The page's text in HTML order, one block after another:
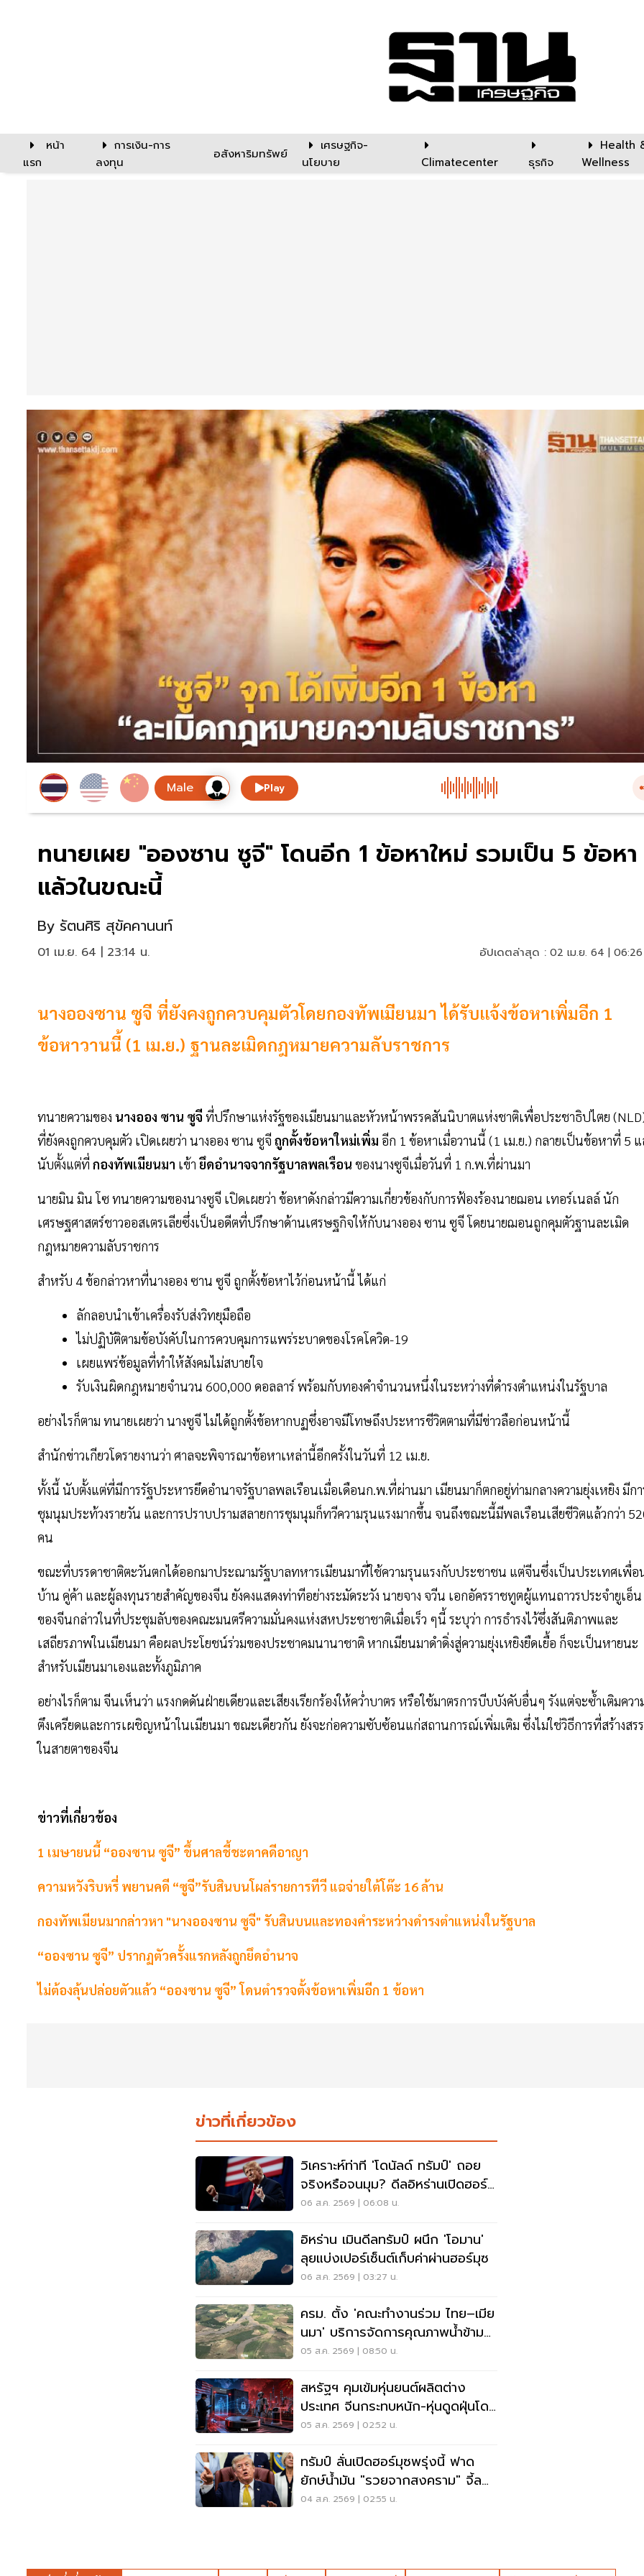
หน้า
แรก
การเงิน-การ
ลงทุน
อสังหาริมทรัพย์
เศรษฐกิจ-
นโยบาย
Climatecenter ธุรกิจ
Health
Wellness
Play
ทนายเผย "อองซาน ซูจี" โดนอีก 1 ข้อหาใหม่ รวมเป็น 5 ข้อหา
แล้วในขณะนี้
By รัตนศิริ สุขัคคานนท์
01 เม.ย. 64 | 23:14 น. อัปเดตล่าสุด : 02 เม.ย. 64 |
นางอองซาน ซูจี ที่ยังคงถูกควบคุมตัวโดยกองทัพเมียนมา ได้รับแจ้งข้อหาเพิ่มอีก 1
ข้อหาวานนี้ (1 เม.ย.) ฐานละเมิดกฎหมายความลับราชการ
ทนายความของ นางออง ซาน ซูจี ที่ปรึกษาแห่งรัฐของเมียนมาและหัวหน้าพรรคสันนิบาตแห่งชาติเพื่อประชาธิปไตย
ที่ยังคงถูกควบคุมตัว เปิดเผยว่า นางออง ซาน ซูจี ถูกตั้งข้อหาใหม่เพิ่ม อีก 1 ข้อหาเมื่อวานนี้ (1 เม.ย.) กลายเป็นข้อหาที่ 5 แ
นับตั้งแต่ที่ กองทัพเมียนมา เข้า ยึดอำนาจจากรัฐบาลพลเรือน ของนางซูจีเมื่อวันที่ 1 ก.พ.ที่ผ่านมา
นายมิน มิน โซ ทนายความของนางซูจี เปิดเผยว่า ข้อหาดังกล่าวมีความเกี่ยวข้องกับการฟ้องร้องนายฌอน เทอร์เนลล์ นัก
เศรษฐศาสตร์ชาวออสเตรเลียซึ่งเป็นอดีตที่ปรึกษาด้านเศรษฐกิจให้กับนางออง ซาน ซูจี โดยนายฌอนถูกคุมตัวฐานละเมิด
กฎหมายความลับราชการ
สำหรับ 4 ข้อกล่าวหาที่นางออง ซาน ซูจี ถูกตั้งข้อหาไว้ก่อนหน้านี้ ได้แก่
ลักลอบนำเข้าเครื่องรับส่งวิทยุมือถือ
ไม่ปฏิบัติตามข้อบังคับในการควบคุมการแพร่ระบาดของโรคโควิด-19
เผยแพร่ข้อมูลที่ทำให้สังคมไม่สบายใจ
รับเงินผิดกฎหมายจำนวน 600,000 ดอลลาร์ พร้อมกับทองคำจำนวนหนึ่งในระหว่างที่ดำรงตำแหน่งในรัฐบาล
อย่างไรก็ตาม ทนายเผยว่า นางซูจี ไม่ได้ถูกตั้งข้อหากบฏซึ่งอาจมีโทษถึงประหารชีวิตตามที่มีข่าวลือก่อนหน้านี้
สำนักข่าวเกียวโดรายงานว่า ศาลจะพิจารณาข้อหาเหล่านี้อีกครั้งในวันที่ 12 เม.ย.
ทั้งนี้ นับตั้งแต่ที่มีการรัฐประหารยึดอำนาจรัฐบาลพลเรือนเมื่อเดือนก.พ.ที่ผ่านมา เมียนมาก็ตกอยู่ท่ามกลางความยุ่งเหยิง มีก
ชุมนุมประท้วงรายวัน และการปราบปรามสลายการชุมนุมก็ทวีความรุนแรงมากขึ้น จนถึงขณะนี้มีพลเรือนเสียชีวิตแล้วกว่า
คน
ขณะที่บรรดาชาติตะวันตกได้ออกมาประณามรัฐบาลทหารเมียนมาที่ใช้ความรุนแรงกับประชาชน แต่จีนซึ่งเป็นประเทศเพื่อ
บ้าน คู่ค้า และผู้ลงทุนรายสำคัญของจีน ยังคงแสดงท่าทีอย่างระมัดระวัง นายจาง จวีน เอกอัครราชทูตผู้แทนถาวรประจำยูเอ็น
ของจีนกล่าวในที่ประชุมลับของคณะมนตรีความมั่นคงแห่งสหประชาชาติเมื่อเร็ว ๆนี้ ระบุว่า การธำรงไว้ซึ่งสันติภาพและ
เสถียรภาพในเมียนมา คือผลประโยชน์ร่วมของประชาคมนานาชาติ หากเมียนมาดำดิ่งสู่ความยุ่งเหยิงยืดเยื้อ ก็จะเป็นหายนะ
สำหรับเมียนมาเองและทั้งภูมิภาค
อย่างไรก็ตาม จีนเห็นว่า แรงกดดันฝ่ายเดียวและเสียงเรียกร้องให้คว่ำบาตร หรือใช้มาตรการบีบบังคับอื่นๆ รังแต่จะซ้ำเติมควา
ตึงเครียดและการเผชิญหน้าในเมียนมา ขณะเดียวกัน ยังจะก่อความซับซ้อนแก่สถานการณ์เพิ่มเติม ซึ่งไม่ใช่วิธีการที่สร้างสร
ในสายตาของจีน
ข่าวที่เกี่ยวข้อง
1 เมษายนนี้ “อองซาน ซูจี” ขึ้นศาลชี้ชะตาคดีอาญา
ความหวังริบหรี่ พยานคดี “ซูจี”รับสินบนโผล่รายการทีวี แฉจ่ายใต้โต๊ะ 16 ล้าน
กองทัพเมียนมากล่าวหา "นางอองซาน ซูจี" รับสินบนและทองคำระหว่างดำรงตำแหน่งในรัฐบาล
“อองซาน ซูจี” ปรากฏตัวครั้งแรกหลังถูกยึดอำนาจ
ไม่ต้องลุ้นปล่อยตัวแล้ว “อองซาน ซูจี” โดนตำรวจตั้งข้อหาเพิ่มอีก 1 ข้อหา
ข่าวที่เกี่ยวข้อง
วิเคราะห์ท่าที 'โดนัลด์ ทรัมป์' ถอย
จริงหรือจนมุม? ดีลอิหร่านเปิดฮอร์
มุซ
06 ส.ค. 2569 | 06:08 น.
อิหร่าน เมินดีลทรัมป์ ผนึก 'โอมาน'
ลุยแบ่งเปอร์เซ็นต์เก็บค่าผ่านฮอร์มุซ
06 ส.ค. 2569 | 03:27 น.
ครม. ตั้ง 'คณะทำงานร่วม ไทย–เมีย
นมา' บริการจัดการคุณภาพน้ำข้าม
แดน
05 ส.ค. 2569 | 08:50 น.
สหรัฐฯ คุมเข้มหุ่นยนต์ผลิตต่าง
ประเทศ จีนกระทบหนัก-หุ่นดูดฝุ่นโดน
ด้วย
05 ส.ค. 2569 | 02:52 น.
ทรัมป์ ลั่นเปิดฮอร์มุซพรุ่งนี้ ฟาด
ยักษ์น้ำมัน "รวยจากสงคราม" จี้ลด
ราคาด่วน
04 ส.ค. 2569 | 02:55 น.